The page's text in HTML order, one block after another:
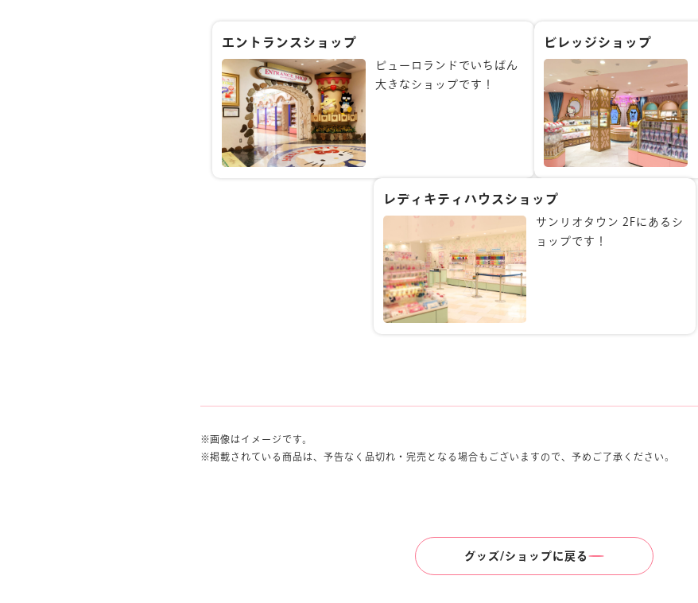
エントランスショップ
ピューロランドでいちばん
大きなショップです！
ビレッジショップ
レディキティハウスショップ
サンリオタウン 2Fにあるシ
ョップです！
画像はイメージです。
掲載されている商品は、予告なく品切れ・完売となる場合もございますので、予めご了承ください。
グッズ/ショップに戻る